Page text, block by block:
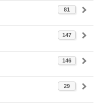
81
147
146
29